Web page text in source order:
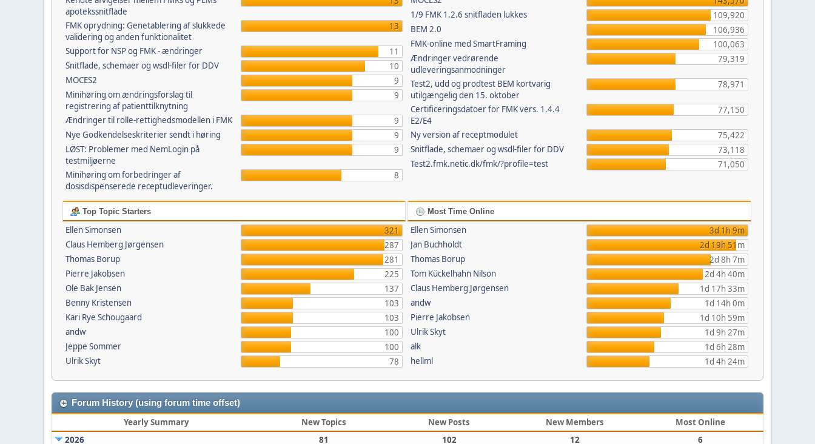
apotekssnitflade
FMK oprydning: Genetablering af slukkede
validering og anden funktionalitet
13
Support for NSP og FMK - ændringer
11
Snitflade, schemaer og wsdl-filer for DDV
10
MOCES2
9
Minihøring om ændringsforslag til
registrering af patienttilknytning
9
Ændringer til rolle-rettighedsmodellen i FMK
9
Nye Godkendelseskriterier sendt i høring
9
LØST: Problemer med NemLogin på
testmiljøerne
9
Minihøring om forbedringer af
dosisdispenserede receptudleveringer.
8
1/9 FMK 1.2.6 snitfladen lukkes
109,920
BEM 2.0
106,936
FMK-online med SmartFraming
100,063
Ændringer vedrørende
udleveringsanmodninger
79,319
Test2, udd og prodtest BEM kortvarig
utilgængelig den 15. oktober
78,971
Certificeringsdatoer for FMK vers. 1.4.4
E2/E4
77,150
Ny version af receptmodulet
75,422
Snitflade, schemaer og wsdl-filer for DDV
73,118
Test2.fmk.netic.dk/fmk/?profile=test
71,050
Top Topic Starters
Ellen Simonsen
321
Claus Hemberg Jørgensen
287
Thomas Borup
281
Pierre Jakobsen
225
Ole Bak Jensen
137
Benny Kristensen
103
Kari Rye Schougaard
103
andw
100
Jeppe Sommer
100
Ulrik Skyt
78
Most Time Online
Ellen Simonsen
3d 1h 9m
Jan Buchholdt
2d 19h 51m
Thomas Borup
2d 8h 7m
Tom Kückelhahn Nilson
2d 4h 40m
Claus Hemberg Jørgensen
1d 17h 33m
andw
1d 14h 0m
Pierre Jakobsen
1d 10h 59m
Ulrik Skyt
1d 9h 27m
alk
1d 6h 28m
hellml
1d 4h 24m
Forum History (using forum time offset)
Yearly Summary New Topics New Posts New Members
Most Online
2026
81 102 12
6